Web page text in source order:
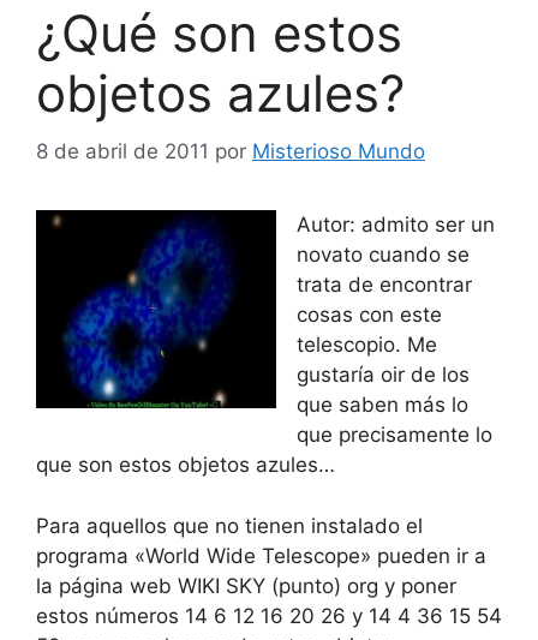
¿Qué son estos
objetos azules?
8 de abril de 2011 por Misterioso Mundo
Autor: admito ser un
novato cuando se
trata de encontrar
cosas con este
telescopio. Me
gustaría oir de los
que saben más lo
que precisamente lo
que son estos objetos azules…
Para aquellos que no tienen instalado el
programa «World Wide Telescope» pueden ir a
la página web WIKI SKY (punto) org y poner
estos números 14 6 12 16 20 26 y 14 4 36 15 54